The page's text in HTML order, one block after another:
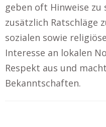
geben oft Hinweise
zusätzlich Ratschläge
sozialen sowie
Interesse an lokalen
Respekt aus und
Bekanntschaften.